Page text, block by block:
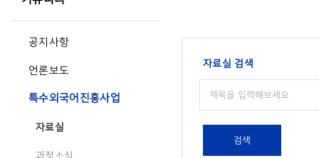
공지사항
언론보도
특수외국어진흥사업
자료실
과정소식
자료실 검색
검색